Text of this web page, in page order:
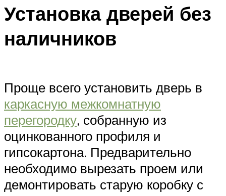
Установка дверей без
наличников
Проще всего установить дверь в
каркасную межкомнатную
перегородку, собранную из
оцинкованного профиля и
гипсокартона. Предварительно
необходимо вырезать проем или
демонтировать старую коробку с